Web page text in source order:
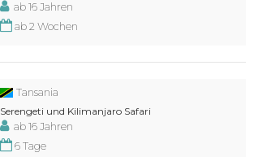
ab 16 Jahren
ab 2 Wochen
Tansania
Serengeti und Kilimanjaro Safari
ab 16 Jahren
6 Tage